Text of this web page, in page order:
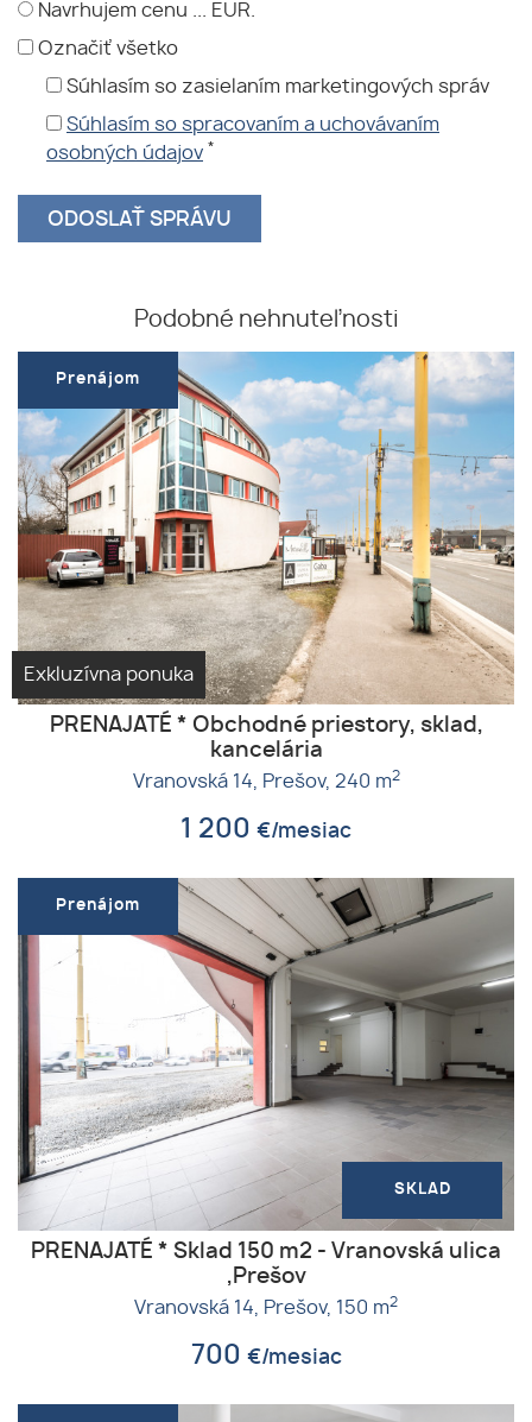
Navrhujem cenu ... EUR.
Označiť všetko
Súhlasím so zasielaním marketingových správ
Súhlasím so spracovaním a uchovávaním
osobných údajov *
Podobné nehnuteľnosti
Exkluzívna ponuka
Prenájom
PRENAJATÉ * Obchodné priestory, sklad,
kancelária
Vranovská 14, Prešov, 240 m2
1 200 €/mesiac
Prenájom
SKLAD
PRENAJATÉ * Sklad 150 m2 - Vranovská ulica
,Prešov
Vranovská 14, Prešov, 150 m2
700 €/mesiac